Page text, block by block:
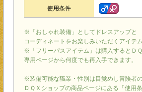
使用条件
※「おしゃれ装備」としてドレスアップと
コーディネートをお楽しみいただくアイテム
※「フリーパスアイテム」は購入するとＤ
専用ページから何度でも再入手できます。
※装備可能な職業・性別は目覚めし冒険者
ＤＱＸショップの商品ページにある「使用